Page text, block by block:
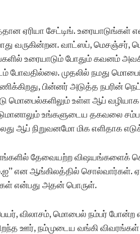
ஏரியா சேட்டிங். உரையாடுங்கள்
வருகின்றன. வாட்ஸப், மெசஞ்சர்,
உரையாடும் போதும் கவனம்
போவதில்லை. முதலில் நமது
பின்னர் அடுத்த நபரின்
மொபைல்களிலும் உள்ள ஆப்
உங்களுடைய தகவலை
ஆப் நிறுவனமோ மிக எளிதாக
தேவையற்ற விஷயங்களைக்
என ஆங்கிலத்தில்
என்பது அதன் பொருள்.
விலாசம், மொபைல் நம்பர்
பிறந்த ஊர், நம்முடைய வங்கி